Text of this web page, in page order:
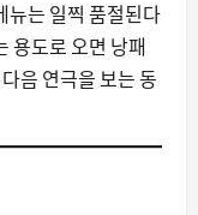
뉴는 일찍 품절된다
용도로 오면 낭패
음 연극을 보는 동